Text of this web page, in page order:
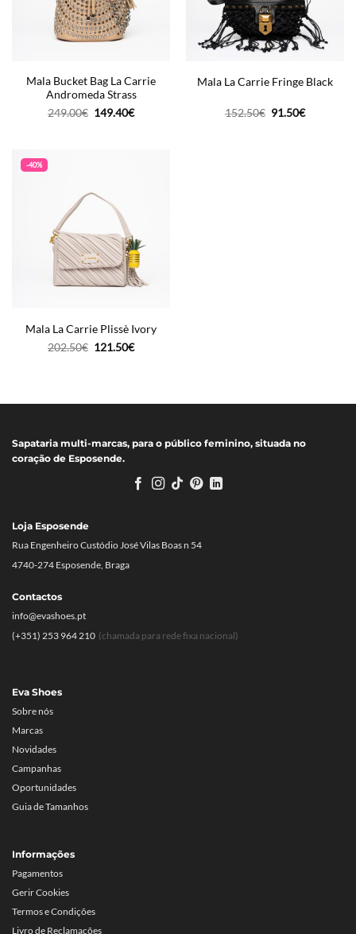
Mala Bucket Bag La Carrie
Andromeda Strass
249.00€ O
149.40€O
Mala La Carrie Fringe Black
152.50€ O
91.50€O
-40%
Mala La Carrie Plissè Ivory
202.50€ O
121.50€O
Sapataria multi-marcas, para o público feminino, situada no
coração de Esposende.
Eva Shoes
Sobre nós
Marcas
Novidades
Campanhas
Oportunidades
Guia de Tamanhos
Informações
Pagamentos
Gerir Cookies
Termos e Condições
Livro de Reclamações
Loja Esposende
Rua Engenheiro Custódio José Vilas Boas n 54
4740-274 Esposende, Braga
Contactos
info@evashoes.pt
(+351) 253 964 210 (chamada para rede fixa nacional)